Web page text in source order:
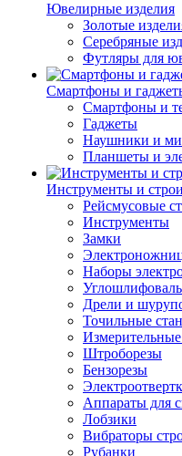
Ювелирные изделия
Золотые
Серебряные
Футляры для
Смартфоны и
Смартфоны и
Гаджеты
Наушники и
Планшеты и
Инструменты и
Рейсмусовые
Инструменты
Замки
Наборы
Дрели и
Точильные
Штроборезы
Бензорезы
Аппараты для
Лобзики
Вибраторы
Рубанки